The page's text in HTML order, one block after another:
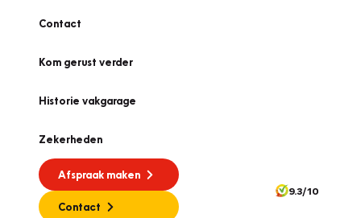
Contact
Kom gerust verder
Historie vakgarage
Zekerheden
Afspraak maken
Contact
9.3/10